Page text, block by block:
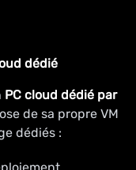
dédié
PC cloud dédié par
de sa propre VM
dédiés :